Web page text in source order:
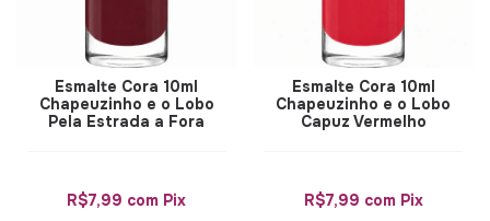
Esmalte Cora 10ml
Chapeuzinho e o Lobo
Pela Estrada a Fora
R$7,99 com Pix
Esmalte Cora 10ml
Chapeuzinho e o Lobo
Capuz Vermelho
R$7,99 com Pix